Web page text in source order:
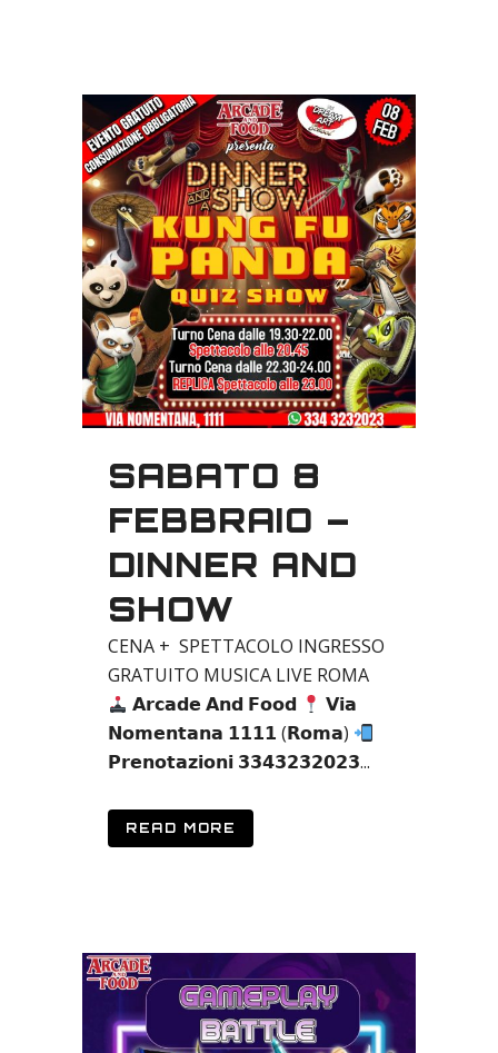
SABATO 8
FEBBRAIO –
DINNER AND
SHOW
CENA + SPETTACOLO INGRESSO
GRATUITO MUSICA LIVE ROMA
𝗔𝗿𝗰𝗮𝗱𝗲 𝗔𝗻𝗱 𝗙𝗼𝗼𝗱
𝗩𝗶𝗮
𝗡𝗼𝗺𝗲𝗻𝘁𝗮𝗻𝗮 𝟭𝟭𝟭𝟭 (𝗥𝗼𝗺𝗮)
𝗣𝗿𝗲𝗻𝗼𝘁𝗮𝘇𝗶𝗼𝗻𝗶 𝟯𝟯𝟰𝟯𝟮𝟯𝟮𝟬𝟮𝟯...
READ MORE